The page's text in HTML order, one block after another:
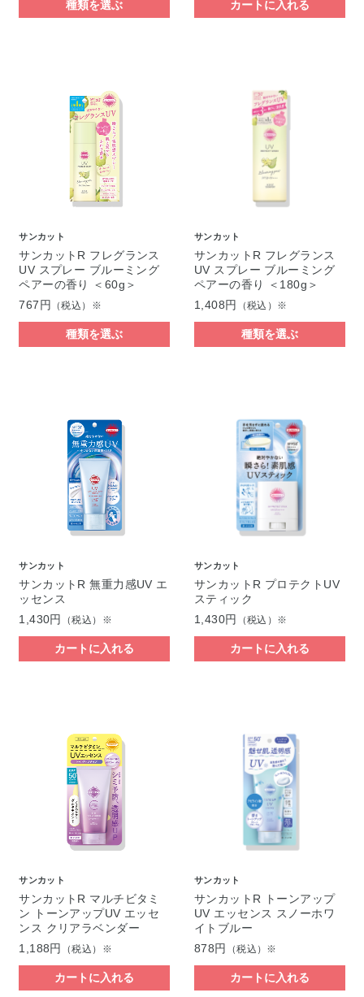
種類を選ぶ カートに入れる
サンカット
サンカットR フレグランス
UV スプレー ブルーミング
ペアーの香り ＜60g＞
767円
（税込）※
種類を選ぶ
サンカット
サンカットR フレグランス
UV スプレー ブルーミング
ペアーの香り ＜180g＞
1,408円
（税込）※
種類を選ぶ
サンカット
サンカットR 無重力感UV エ
ッセンス
1,430円
（税込）※
カートに入れる
サンカット
サンカットR プロテクトUV
スティック
1,430円
（税込）※
カートに入れる
サンカット
サンカットR マルチビタミ
ン トーンアップUV エッセ
ンス クリアラベンダー
1,188円
（税込）※
カートに入れる
サンカット
サンカットR トーンアップ
UV エッセンス スノーホワ
イトブルー
878円
（税込）※
カートに入れる